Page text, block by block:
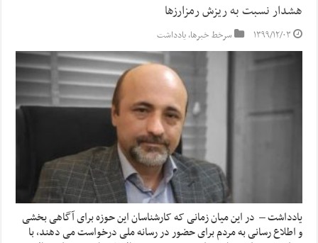
هشدار نسبت به ریزش رمزارزها
۱۳۹۹/۱۲/۰۳ سرخط خبرها,یادداشت
یادداشت – در این میان زمانی که کارشناسان این حوزه برای آگاهی بخشی
و اطلاع رسانی به مردم برای حضور در رسانه ملی درخواست می دهند، با